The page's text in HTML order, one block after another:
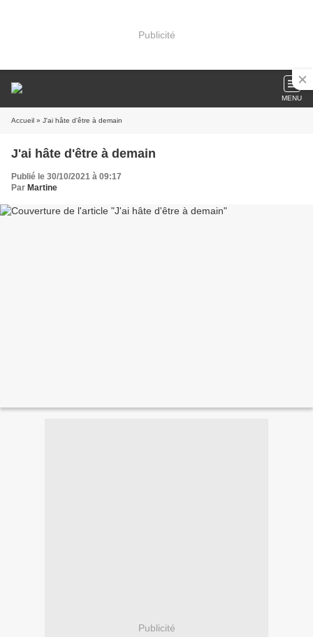
Publicité
MENU
Accueil » J'ai hâte d'être à demain
J'ai hâte d'être à demain
Publié le 30/10/2021 à 09:17
Par Martine
Publicité